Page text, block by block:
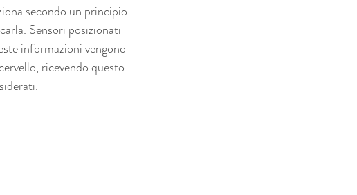
secondo un principio
Sensori posizionati
informazioni vengono
ricevendo questo